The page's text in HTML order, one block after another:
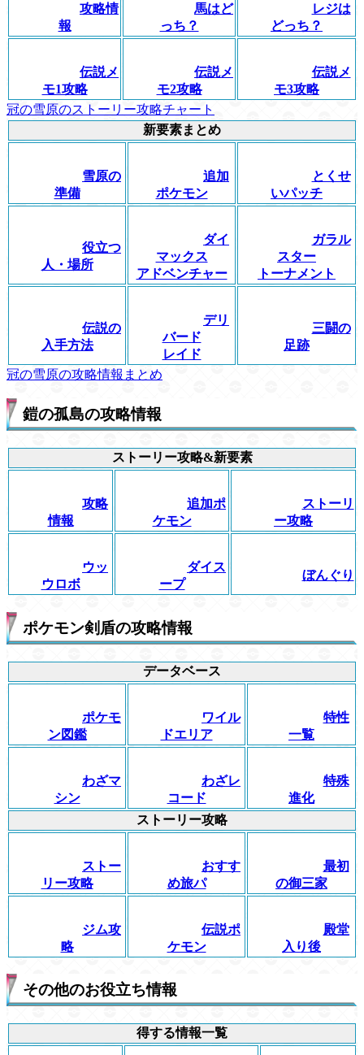
攻略情
報
馬はど
っち？
レジは
どっち？
伝説メ
モ1攻略
伝説メ
モ2攻略
伝説メ
モ3攻略
冠の雪原のストーリー攻略チャート
新要素まとめ
雪原の
準備
追加
ポケモン
とくせ
いパッチ
役立つ
人・場所
ダイ
マックス
アドベンチャー
ガラル
スター
トーナメント
伝説の
入手方法
デリ
バード
レイド
三闘の
足跡
冠の雪原の攻略情報まとめ
鎧の孤島の攻略情報
ストーリー攻略&新要素
攻略
情報
追加ポ
ケモン
ストーリ
ー攻略
ウッ
ウロボ
ダイス
ープ
ぼんぐり
ポケモン剣盾の攻略情報
データベース
ポケモ
ン図鑑
ワイル
ドエリア
特性
一覧
わざマ
シン
わざレ
コード
特殊
進化
ストーリー攻略
ストー
リー攻略
おすす
め旅パ
最初
の御三家
ジム攻
略
伝説ポ
ケモン
殿堂
入り後
その他のお役立ち情報
得する情報一覧